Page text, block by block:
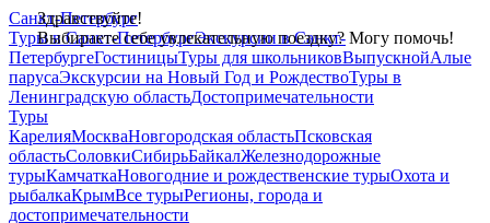
Здравствуйте!
Выбираете себе увлекательную поездку? Могу помочь!
Санкт-Петербург
Туры в Санкт-ПетербургЭкскурсии в Санкт-
ПетербургеГостиницыТуры для школьниковВыпускнойАлые
парусаЭкскурсии на Новый Год и РождествоТуры в
Ленинградскую областьДостопримечательности
Туры
КарелияМоскваНовгородская областьПсковская
областьСоловкиСибирьБайкалЖелезнодорожные
турыКамчаткаНовогодние и рождественские турыОхота и
рыбалкаКрымВсе турыРегионы, города и
достопримечательности